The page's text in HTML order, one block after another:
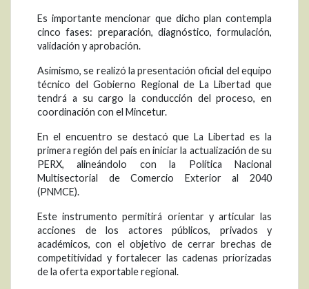
Es importante mencionar que dicho plan contempla
cinco fases: preparación, diagnóstico, formulación,
validación y aprobación.
Asimismo, se realizó la presentación oficial del equipo
técnico del Gobierno Regional de La Libertad que
tendrá a su cargo la conducción del proceso, en
coordinación con el Mincetur.
En el encuentro se destacó que La Libertad es la
primera región del país en iniciar la actualización de su
PERX, alineándolo con la Política Nacional
Multisectorial de Comercio Exterior al 2040
(PNMCE).
Este instrumento permitirá orientar y articular las
acciones de los actores públicos, privados y
académicos, con el objetivo de cerrar brechas de
competitividad y fortalecer las cadenas priorizadas
de la oferta exportable regional.